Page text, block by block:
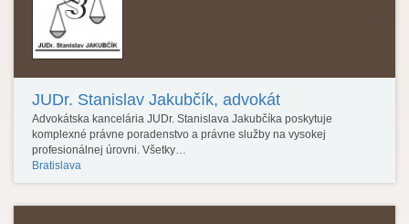
JUDr. Stanislav Jakubčík, advokát
Advokátska kancelária JUDr. Stanislava Jakubčíka poskytuje
komplexné právne poradenstvo a právne služby na vysokej
profesionálnej úrovni. Všetky…
Bratislava